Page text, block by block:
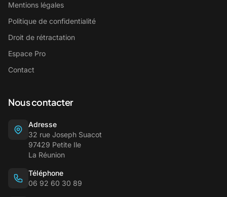
Mentions légales
Politique de confidentialité
Droit de rétractation
Espace Pro
Contact
Nous contacter
Adresse
32 rue Joseph Suacot
97429 Petite Ile
La Réunion
Téléphone
06 92 60 30 89